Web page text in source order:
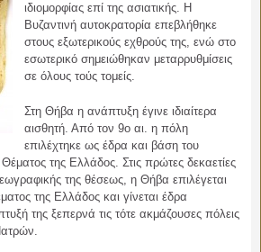
ιδιομορφίας επί της ασιατικής. Η
Βυζαντινή αυτοκρατορία επεβλήθηκε
στους εξωτερικούς εχθρούς της, ενώ στο
εσωτερικό σημειώθηκαν μεταρρυθμίσεις
σε όλους τούς τομείς.
Στη Θήβα η ανάπτυξη έγινε ιδιαίτερα
αισθητή. Από τον 9ο αι. η πόλη
επιλέχτηκε ως έδρα και βάση του
Θέματος της Ελλάδος. Στις πρώτες δεκαετίες
της θέσεως, η Θήβα επιλέγεται
της Ελλάδος και γίνεται έδρα
της ξεπερνά τις τότε ακμάζουσες πόλεις